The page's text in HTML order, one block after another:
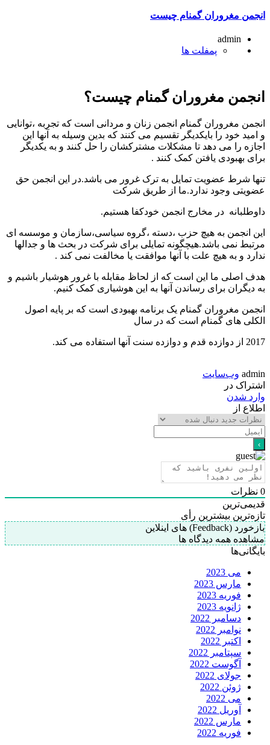
انجمن مغروران گمنام چیست
admin
پمفلت ها
انجمن مغروران گمنام چیست؟
انجمن مغروران گمنام انجمن زنان و مردانی است که تجربه ،توانایی
و امید خود را بایکدیگر تقسیم می کنند که بدین وسیله به آنها این
اجازه را می دهد تا مشکلات مشترکشان را حل کنند و به یکدیگر
برای بهبودی یافتن کمک کنند .
تنها شرط عضویت تمایل به ترک غرور می باشد.در این انجمن حق
عضویتی وجود ندارد.ما از طریق شرکت
داوطلبانه در مخارج انجمن خودکفا هستیم.
این انجمن به هیچ حزب ،دسته ،گروه سیاسی،سازمان و موسسه ای
مرتبط نمی باشد.هیچگونه تمایلی برای شرکت در بحث ها و جدالها
ندارد و به هیچ علت با آنها موافقت یا مخالفت نمی کند .
هدف اصلی ما این است که از لحاظ مقابله با غرور هوشیار باشیم و
به دیگران برای رساندن آنها به این هوشیاری کمک کنیم.
انجمن مغروران گمنام یک برنامه بهبودی است که بر پایه اصول
الکلی های گمنام است که در سال
2017 از دوازده قدم و دوازده سنت آنها استفاده می کند.
admin وب‌سایت
اشتراک در
وارد شدن
اطلاع از
0 نظرات
قدیمی‌ترین
تازه‌ترین بیشترین رأی
بازخورد (Feedback) های اینلاین
مشاهده همه دیدگاه ها
بایگانی‌ها
می 2023
مارس 2023
فوریه 2023
ژانویه 2023
دسامبر 2022
نوامبر 2022
اکتبر 2022
سپتامبر 2022
آگوست 2022
جولای 2022
ژوئن 2022
می 2022
آوریل 2022
مارس 2022
فوریه 2022